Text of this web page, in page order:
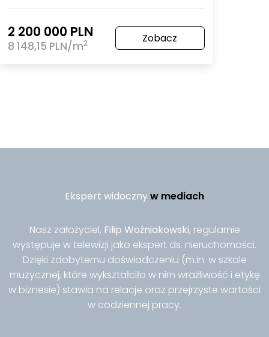
2 200 000 PLN
8 148,15 PLN/m2 Zobacz
Ekspert widocznyw mediach
Nasz założyciel, Filip Woźniakowski, regularnie
występuje w telewizji jako ekspert ds. nieruchomości.
Dzięki zdobytemu doświadczeniu (m.in. w szkole
muzycznej, które wykształciło w nim wrażliwość i etykę
w biznesie) stawia na relacje oraz przejrzyste wartości
w codziennej pracy.